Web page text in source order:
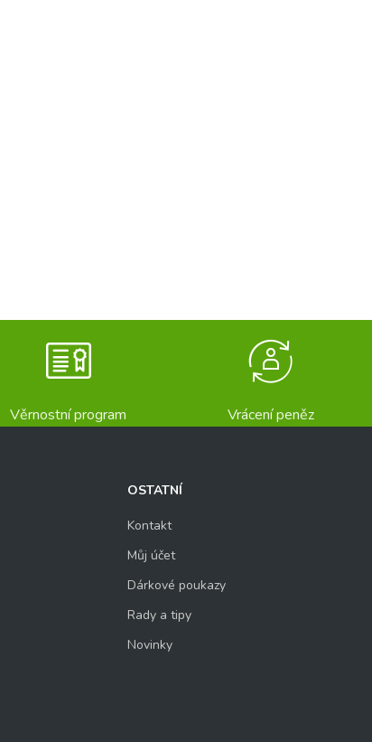
Věrnostní program Vrácení peněz
OSTATNÍ
Kontakt
Můj účet
Dárkové poukazy
Rady a tipy
Novinky